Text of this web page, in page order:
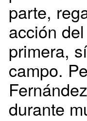
parte,
acción
primera,
campo.
durante